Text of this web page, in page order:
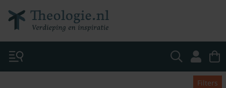
Filters